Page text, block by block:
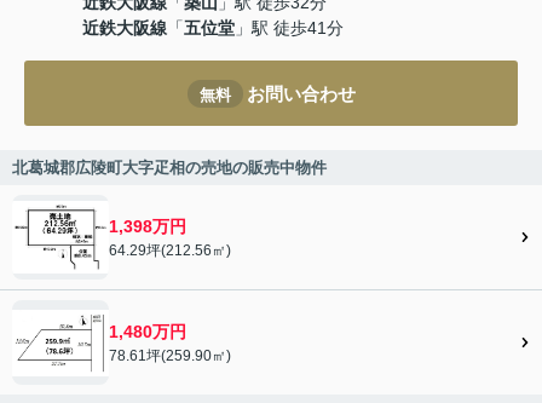
近鉄大阪線 「五位堂 」駅 徒歩41分
無料 お問い合わせ
北葛城郡広陵町大字疋相の売地の販売中物件
1,398万円
64.29坪(212.56㎡)
1,480万円
78.61坪(259.90㎡)